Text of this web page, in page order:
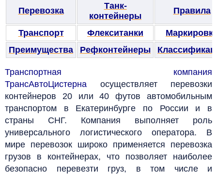
Перевозка
Танк-
контейнеры
Правила
Транспорт Флекситанки
Преимущества
Рефконтейнеры
Транспортная компания
ТрансАвтоЦистерна осуществляет перевозки
контейнеров 20 или 40 футов автомобильным
транспортом в Екатеринбурге по России и в
страны СНГ. Компания выполняет роль
универсального логистического оператора. В
мире перевозок широко применяется перевозка
грузов в контейнерах, что позволяет наиболее
безопасно перевезти груз, в том числе и